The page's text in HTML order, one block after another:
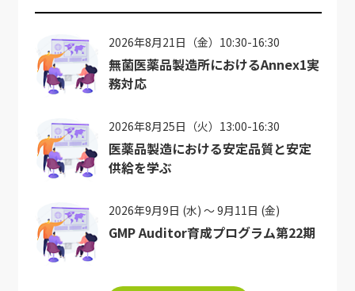
2026年8月21日（金）10:30-16:30
無菌医薬品製造所におけるAnnex1実
務対応
2026年8月25日（火）13:00-16:30
医薬品製造における安定品質と安定
供給を学ぶ
2026年9月9日 (水) ～ 9月11日 (金)
GMP Auditor育成プログラム第22期